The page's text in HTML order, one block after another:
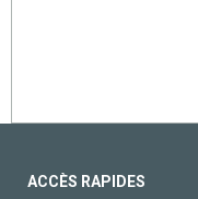
ACCÈS RAPIDES